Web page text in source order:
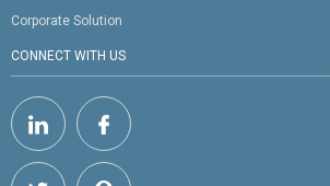
Corporate Solution
CONNECT WITH US